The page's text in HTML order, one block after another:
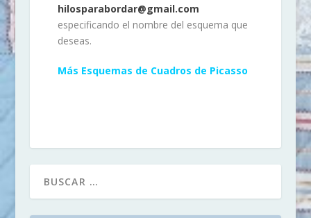
hilosparabordar@gmail.com
especificando el nombre del esquema que
deseas.
Más Esquemas de Cuadros de Picasso